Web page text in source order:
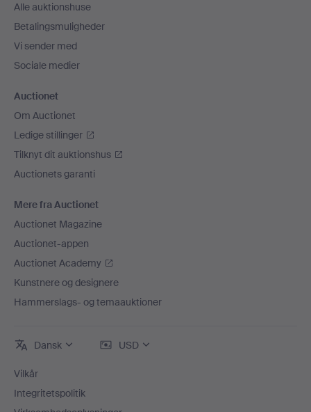
Alle auktionshuse
Betalingsmuligheder
Vi sender med
Sociale medier
Auctionet
Om Auctionet
Ledige stillinger
Tilknyt dit auktionshus
Auctionets garanti
Mere fra Auctionet
Auctionet Magazine
Auctionet-appen
Auctionet Academy
Kunstnere og designere
Hammerslags- og temaauktioner
Dansk USD
Vilkår
Integritetspolitik